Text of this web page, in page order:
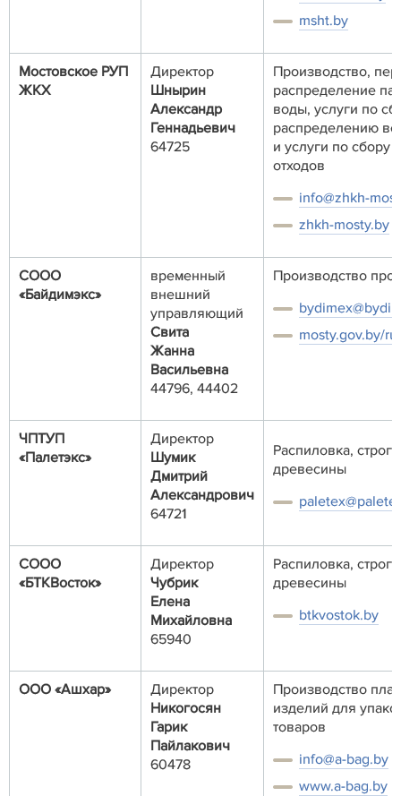
msht.by
Мостовское РУП
ЖКХ
Директор
Шнырин
Александр
Геннадьевич
64725
Производство,
распределение
воды, услуги по
распределению
и услуги по сбору
отходов
info@zhkh-
zhkh-mosty.by
СООО
«Байдимэкс»
временный
внешний
управляющий
Свита
Жанна
Васильевна
44796, 44402
Производство
mosty.gov.by/
ЧПТУП
«Палетэкс»
Директор
Шумик
Дмитрий
Александрович
64721
Распиловка,
древесины
СООО
«БТКВосток»
Директор
Чубрик
Елена
Михайловна
65940
Распиловка,
древесины
btkvostok.by
ООО «Ашхар»
Директор
Никогосян
Гарик
Пайлакович
60478
Производство
изделий для
товаров
info@a-bag.by
www.a-bag.by